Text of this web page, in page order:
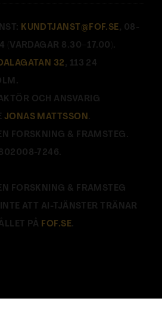
KUNDTJANST@FOF.SE , 08-
(VARDAGAR 8.30–17.00).
32 , 113 24
OCH ANSVARIG
JONAS MATTSSON.
FORSKNING & FRAMSTEG.
7246.
FORSKNING & FRAMSTEG
ATT AI-TJÄNSTER TRÄNAR
PÅ FOF.SE.